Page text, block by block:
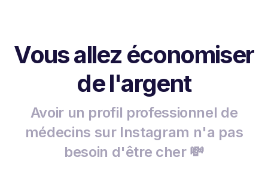
Vous allez économiser
de l'argent
Avoir un profil professionnel de
médecins sur Instagram n'a pas
besoin d'être cher 💸